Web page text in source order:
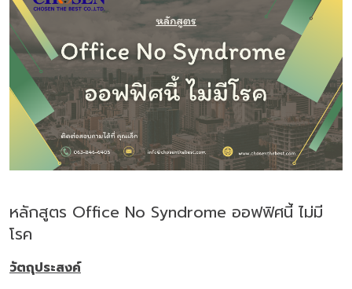
หลักสูตร Office No Syndrome ออฟฟิศนี้ ไม่มี
โรค
วัตถุประสงค์